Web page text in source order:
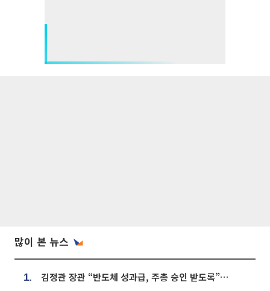
많이 본 뉴스
1. 김정관 장관 “반도체 성과급, 주총 승인 받도록”…상법·자본시장법 개정 시사